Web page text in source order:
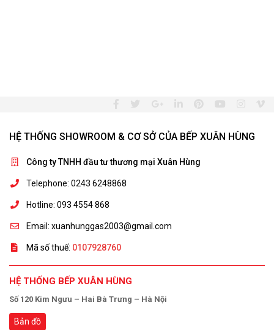
HỆ THỐNG SHOWROOM & CƠ SỞ CỦA BẾP XUÂN HÙNG
Công ty TNHH đầu tư thương mại Xuân Hùng
Telephone: 0243 6248868
Hotline: 093 4554 868
Email: xuanhunggas2003@gmail.com
Mã số thuế: 0107928760
HỆ THỐNG BẾP XUÂN HÙNG
Số 120 Kim Ngưu – Hai Bà Trưng – Hà Nội
Bản đồ